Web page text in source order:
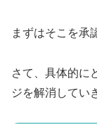
まずはそこを承
さて、具体的に
ジを解消してい